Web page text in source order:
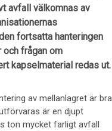
avfall välkomnas av
fortsatta hanteringen
frågan om
kapselmaterial redas ut.
av mellanlagret är bra
är en djupt
ton mycket farligt avfall